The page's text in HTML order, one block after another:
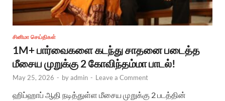
சினிமா செய்திகள்
1M+ பார்வைகளை கடந்து சாதனை படைத்த
மீசைய முறுக்கு 2 கோவிந்தம்மா பாடல்!
May 25, 2026 - byadmin - Leave a Comment
ஹிப்ஹாப் ஆதி நடித்துள்ள மீசைய முறுக்கு 2 படத்தின்